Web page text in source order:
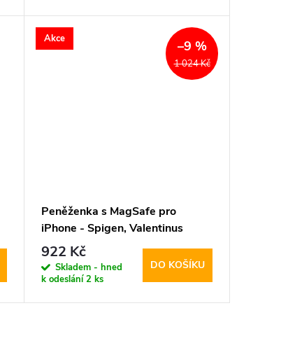
Akce
1 024 Kč
–9 %
Peněženka s MagSafe pro
iPhone - Spigen, Valentinus
MagSafe Card Holder
922 Kč
Skladem - hned
k odeslání2 ks
DO KOŠÍKU